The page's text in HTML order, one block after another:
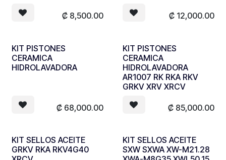
₡ 8,500.00 ₡ 12,000.00
KIT PISTONES
CERAMICA
HIDROLAVADORA
₡ 68,000.00
KIT PISTONES
CERAMICA
HIDROLAVADORA
AR1007 RK RKA RKV
GRKV XRV XRCV
₡ 85,000.00
KIT SELLOS ACEITE
GRKV RKA RKV4G40
KIT SELLOS ACEITE
SXW SXWA XW-M21.28